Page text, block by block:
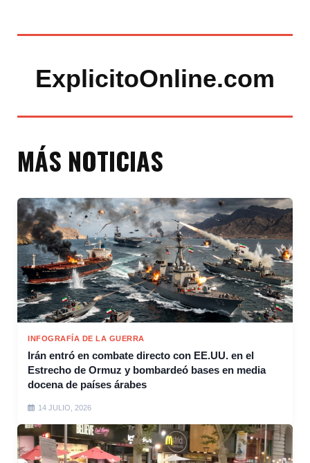
ExplicitoOnline.com
MÁS NOTICIAS
INFOGRAFÍA DE LA GUERRA
Irán entró en combate directo con EE.UU. en el
Estrecho de Ormuz y bombardeó bases en media
docena de países árabes
14 JULIO, 2026